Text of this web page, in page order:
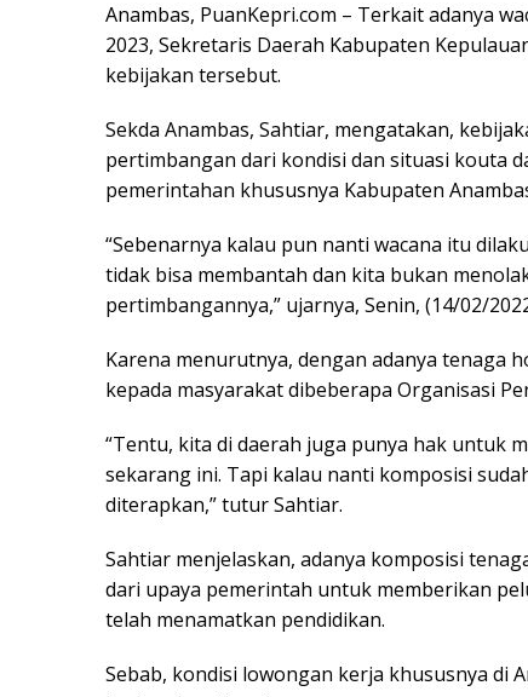
Anambas, PuanKepri.com – Terkait adanya
2023, Sekretaris Daerah Kabupaten
kebijakan tersebut.
Sekda Anambas, Sahtiar, mengatakan,
pertimbangan dari kondisi dan situasi kouta
pemerintahan khususnya Kabupaten
“Sebenarnya kalau pun nanti wacana itu
tidak bisa membantah dan kita bukan
pertimbangannya,” ujarnya, Senin, (14/02/
Karena menurutnya, dengan adanya tenaga
kepada masyarakat dibeberapa Organisasi
“Tentu, kita di daerah juga punya hak untuk
sekarang ini. Tapi kalau nanti komposisi
diterapkan,” tutur Sahtiar.
Sahtiar menjelaskan, adanya komposisi
dari upaya pemerintah untuk memberikan
telah menamatkan pendidikan.
Sebab, kondisi lowongan kerja khususnya di